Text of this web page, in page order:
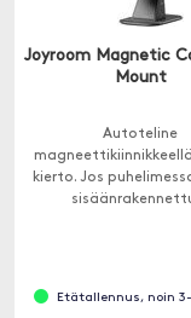
Joyroom Magnetic
Mount
Autoteline
kierto. Jos
Etätallennus, noin